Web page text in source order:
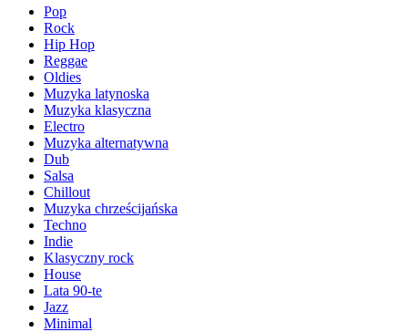
Pop
Rock
Hip Hop
Reggae
Oldies
Muzyka latynoska
Muzyka klasyczna
Electro
Muzyka alternatywna
Dub
Salsa
Chillout
Muzyka chrześcijańska
Techno
Indie
Klasyczny rock
House
Lata 90-te
Jazz
Minimal